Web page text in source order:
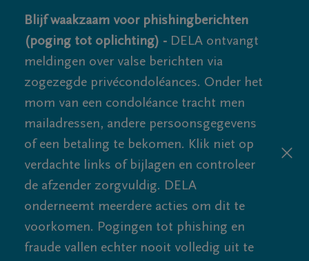
Blijf waakzaam voor phishingberichten
(poging tot oplichting) - DELA ontvangt
meldingen over valse berichten via
zogezegde privécondoléances. Onder het
mom van een condoléance tracht men
mailadressen, andere persoonsgegevens
of een betaling te bekomen. Klik niet op
verdachte links of bijlagen en controleer
de afzender zorgvuldig. DELA
onderneemt meerdere acties om dit te
voorkomen. Pogingen tot phishing en
fraude vallen echter nooit volledig uit te